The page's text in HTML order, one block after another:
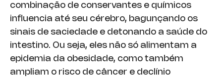
combinação de conservantes e químicos
influencia até seu cérebro, bagunçando os
sinais de saciedade e detonando a saúde do
intestino. Ou seja, eles não só alimentam a
epidemia da obesidade, como também
ampliam o risco de câncer e declínio